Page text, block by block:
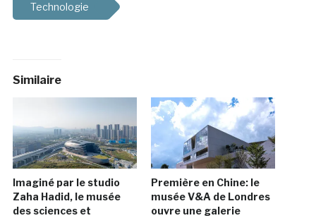
Technologie
Similaire
Imaginé par le studio
Zaha Hadid, le musée
des sciences et
Première en Chine: le
musée V&A de Londres
ouvre une galerie